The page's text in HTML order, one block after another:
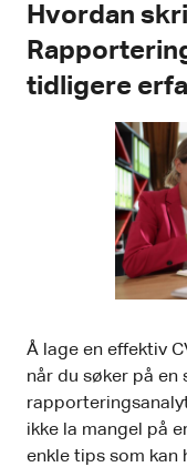
Hvordan
tidligere
Å lage en effektiv
når du søker på en
ikke la mangel på
enkle tips som kan